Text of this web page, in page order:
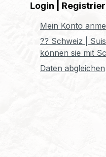
Login |
Mein Konto
?? Schweiz |
können sie mit
Daten abgleichen